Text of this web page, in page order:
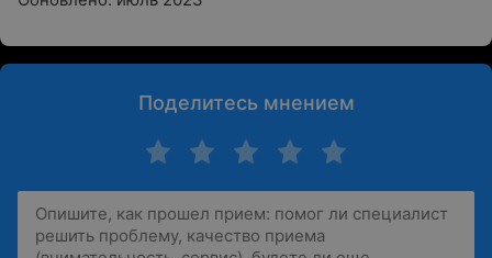
Поделитесь мнением